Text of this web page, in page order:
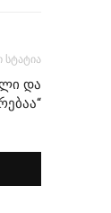
სტატია
და